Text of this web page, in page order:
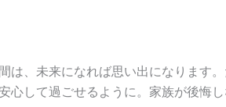
は、未来になれば思い出になります
心して過ごせるように。家族が後悔し